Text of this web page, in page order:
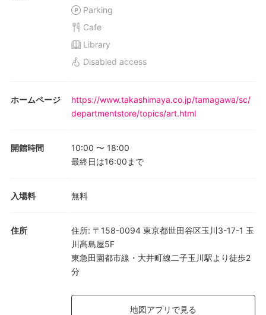
Parking
Cafe
Library
Disabled access
ホームページ
https://www.takashimaya.co.jp/tamagawa/sc/
departmentstore/topics/art.html
開館時間 10:00 〜 18:00
最終日は16:00まで
入場料 無料
住所 住所: 〒158-0094 東京都世田谷区玉川3-17-1 玉
川髙島屋5F
東急田園都市線・大井町線二子玉川駅より徒歩2
分
地図アプリで見る